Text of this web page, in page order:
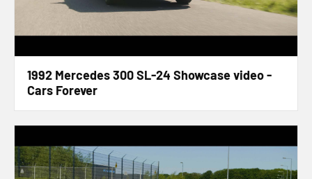
1992 Mercedes 300 SL-24 Showcase video -
Cars Forever